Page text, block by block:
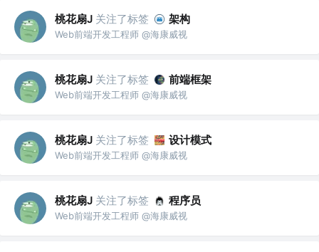
桃花扇J 关注了标签 架构
Web前端开发工程师 @海康威视
桃花扇J 关注了标签 前端框架
Web前端开发工程师 @海康威视
桃花扇J 关注了标签 设计模式
Web前端开发工程师 @海康威视
桃花扇J 关注了标签 程序员
Web前端开发工程师 @海康威视